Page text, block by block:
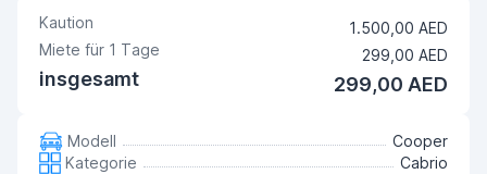
Kaution
1.500,00 AED
Miete für 1 Tage 299,00 AED
insgesamt 299,00 AED
Modell
Cooper
Kategorie
Cabrio